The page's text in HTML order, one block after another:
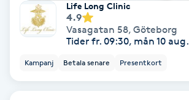
Restorative Yoga
Rosenmetoden
Life Long Clinic
4.9
Vasagatan 58, Göteborg
Tider fr. 09:30, mån 10 aug.
Kampanj Betala senare Presentkort